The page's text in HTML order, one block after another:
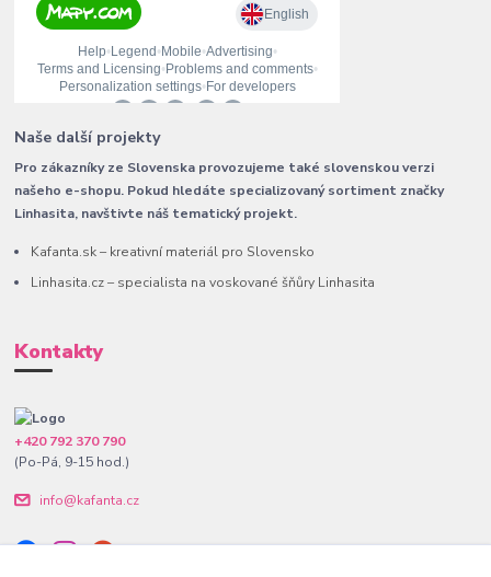
Naše další projekty
Pro zákazníky ze Slovenska provozujeme také slovenskou verzi
našeho e-shopu. Pokud hledáte specializovaný sortiment značky
Linhasita, navštivte náš tematický projekt.
Kafanta.sk – kreativní materiál pro Slovensko
Linhasita.cz – specialista na voskované šňůry Linhasita
Kontakty
+420 792 370 790
(Po-Pá, 9-15 hod.)
info@kafanta.cz